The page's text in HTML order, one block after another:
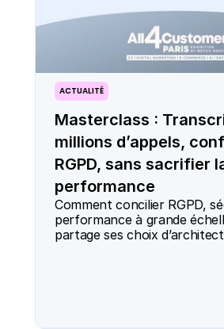
Masterclass :
millions d’appels,
RGPD, sans sacrifier
performance
ACTUALITÉ
Comment concilier RGPD,
performance à grande
partage ses choix